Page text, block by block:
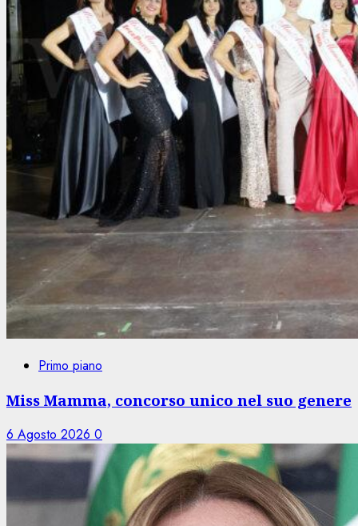
Primo piano
Miss Mamma, concorso unico nel suo genere
6 Agosto 2026 0